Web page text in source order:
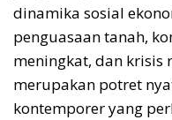
dinamika sosial
penguasaan tanah,
meningkat, dan krisis
merupakan potret
kontemporer yang